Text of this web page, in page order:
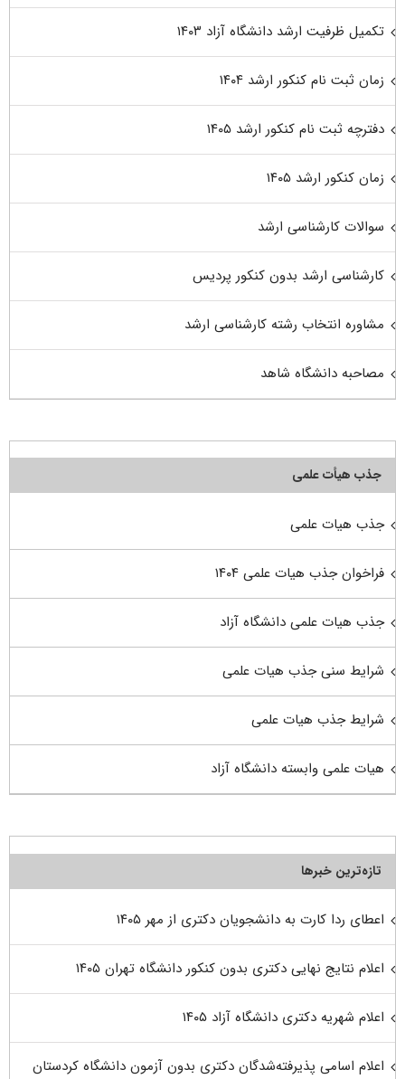
تکمیل ظرفیت ارشد دانشگاه آزاد ۱۴۰۳
زمان ثبت نام کنکور ارشد ۱۴۰۴
دفترچه ثبت نام کنکور ارشد ۱۴۰۵
زمان کنکور ارشد ۱۴۰۵
سوالات کارشناسی ارشد
کارشناسی ارشد بدون کنکور پردیس
مشاوره انتخاب رشته کارشناسی ارشد
مصاحبه دانشگاه شاهد
جذب هیأت علمی
جذب هیات علمی
فراخوان جذب هیات علمی ۱۴۰۴
جذب هیات علمی دانشگاه آزاد
شرایط سنی جذب هیات علمی
شرایط جذب هیات علمی
هیات علمی وابسته دانشگاه آزاد
تازه‌ترین خبرها
اعطای ردا کارت به دانشجویان دکتری از مهر ۱۴۰۵
اعلام نتایج نهایی دکتری بدون کنکور دانشگاه تهران ۱۴۰۵
اعلام شهریه دکتری دانشگاه آزاد ۱۴۰۵
اعلام اسامی پذیرفته‌شدگان دکتری بدون آزمون دانشگاه کردستان